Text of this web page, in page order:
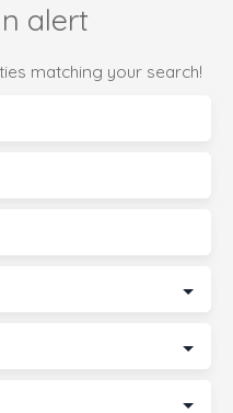
alert
matching your search!